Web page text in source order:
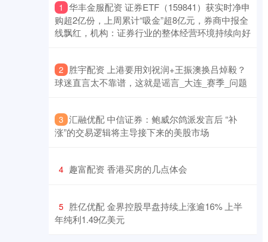
1 ​华丰金服配资 证券ETF（159841）获实时净申
购超2亿份，上周累计“吸金”超8亿元，券商中报全
线飘红，机构：证券行业的整体经营环境持续向好
2 ​胜宇配资 上港要用刘祝润+王振澳换吕焯毅？
球迷直言太不靠谱，这就是谣言_大连_赛季_问题
3 ​汇融优配 中信证券：鲍威尔鸽派发言后 “补
涨”的交易逻辑将主导接下来的美股市场
4 ​趣富配资 香港买房的几点体会
5 ​胜亿优配 金界控股早盘持续上涨逾16% 上半
年纯利1.49亿美元